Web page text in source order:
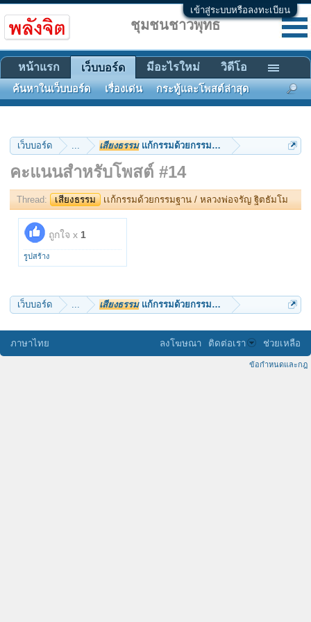
เข้าสู่ระบบหรือลงทะเบียน
เว็บบอร์ด ... เสียงธรรม เเก้กรรมด้วยกรรมฐาน / ห
คะแนนสำหรับโพสต์ #14
Thread: เสียงธรรม เเก้กรรมด้วยกรรมฐาน / หลวงพ่อจรัญ ฐิตธัมโม
ถูกใจ x 1
รูปสร้าง
เว็บบอร์ด ... เสียงธรรม เเก้กรรมด้วยกรรมฐาน / ห
ชุมชนชาวพุทธ
หน้าแรก เว็บบอร์ด
ค้นหาในเว็บบอร์ด เรื่องเด่น กระทู้และโพสต์ล่าสุด
มีอะไรใหม่ วิดีโอ
ภาษาไทย ลงโฆษณา ติดต่อเรา ช่วยเหลือ
ข้อกำหนดและกฎ